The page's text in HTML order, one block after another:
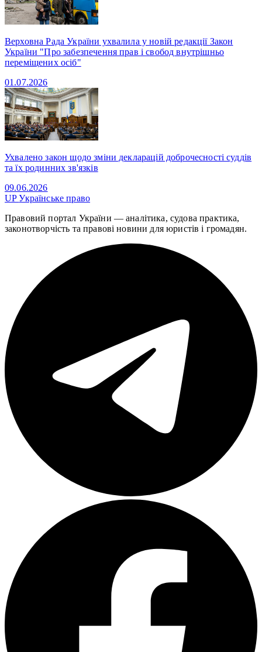
Верховна Рада України ухвалила у новій редакції Закон
України "Про забезпечення прав і свобод внутрішньо
переміщених осіб"
01.07.2026
Ухвалено закон щодо зміни декларацій доброчесності суддів
та їх родинних зв'язків
09.06.2026
UPУкраїнське право
Правовий портал України — аналітика, судова практика,
законотворчість та правові новини для юристів і громадян.